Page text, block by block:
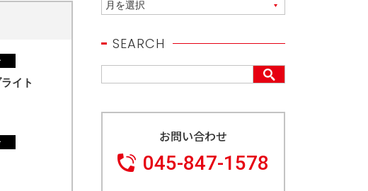
イト
SEARCH
お問い合わせ
045-847-1578